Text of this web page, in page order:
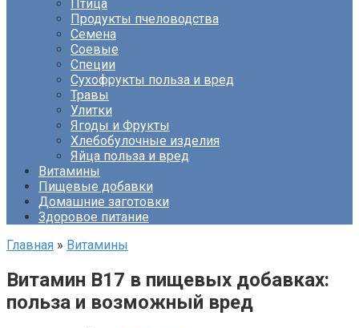
Птица
Продукты пчеловодства
Семена
Соевые
Специи
Сухофрукты польза и вред
Травы
Улитки
Ягоды и Фрукты
Хлебобулочные изделия
Яйца польза и вред
Витамины
Пищевые добавки
Домашние заготовки
Здоровое питание
Главная » Витамины
Витамин B17 в пищевых добавках:
польза и возможный вред